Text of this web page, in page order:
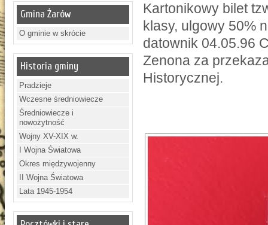
Gmina Żarów
O gminie w skrócie
Historia gminy
Pradzieje
Wczesne średniowiecze
Średniowiecze i
nowożytność
Wojny XV-XIX w.
I Wojna Światowa
Okres międzywojenny
II Wojna Światowa
Lata 1945-1954
Kartonikowy bilet
klasy, ulgowy 50%
datownik 04.05.96
Zenona za
Historycznej.